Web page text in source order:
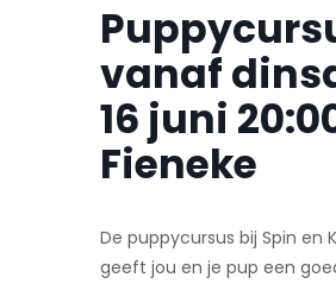
vanaf
16 juni
Fieneke
De puppycursus bij Spin en
geeft jou en je pup een